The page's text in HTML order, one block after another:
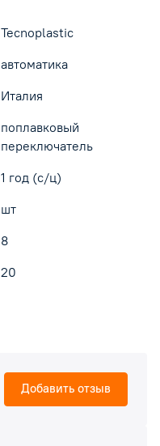
Tecnoplastic
автоматика
Италия
поплавковый
переключатель
1 год (с/ц)
шт
8
20
Добавить отзыв